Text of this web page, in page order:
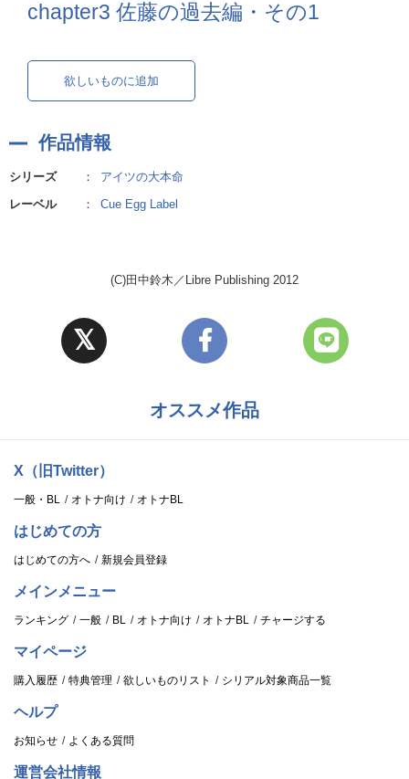
chapter3 佐藤の過去編・その1
欲しいものに追加
作品情報
シリーズ ：
アイツの大本命
レーベル
： Cue Egg Label
(C)田中鈴木／Libre Publishing 2012
オススメ作品
X（旧Twitter）
一般・BL オトナ向け オトナBL
はじめての方
はじめての方へ 新規会員登録
メインメニュー
ランキング 一般 BL オトナ向け オトナBL チャージする
マイページ
購入履歴 特典管理 欲しいものリスト シリアル対象商品一覧
ヘルプ
お知らせ よくある質問
運営会社情報